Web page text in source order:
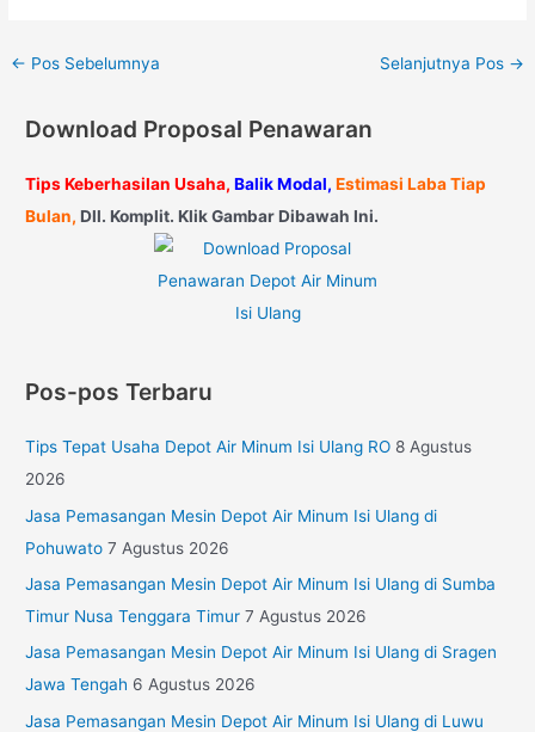
← Pos Sebelumnya Selanjutnya Pos →
Download Proposal Penawaran
Tips Keberhasilan Usaha, Balik Modal, Estimasi Laba Tiap
Bulan, Dll. Komplit. Klik Gambar Dibawah Ini.
Pos-pos Terbaru
Tips Tepat Usaha Depot Air Minum Isi Ulang RO 8 Agustus
2026
Jasa Pemasangan Mesin Depot Air Minum Isi Ulang di
Pohuwato 7 Agustus 2026
Jasa Pemasangan Mesin Depot Air Minum Isi Ulang di Sumba
Timur Nusa Tenggara Timur 7 Agustus 2026
Jasa Pemasangan Mesin Depot Air Minum Isi Ulang di Sragen
Jawa Tengah 6 Agustus 2026
Jasa Pemasangan Mesin Depot Air Minum Isi Ulang di Luwu